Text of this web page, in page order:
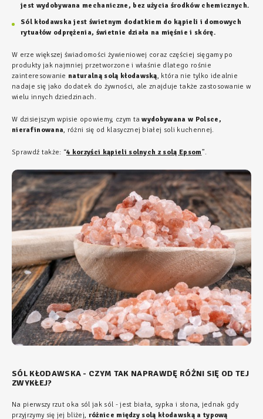
jest wydobywana mechaniczne, bez użycia środków chemicznych.
Sól kłodawska jest świetnym dodatkiem do kąpieli i domowych
rytuałów odprężenia, świetnie działa na mięśnie i skórę.
W erze większej świadomości żywieniowej coraz częściej sięgamy po
produkty jak najmniej przetworzone i właśnie dlatego rośnie
zainteresowanie naturalną solą kłodawską, która nie tylko idealnie
nadaje się jako dodatek do żywności, ale znajduje także zastosowanie w
wielu innych dziedzinach.
W dzisiejszym wpisie opowiemy, czym tawydobywana w Polsce,
nierafinowana, różni się od klasycznej białej soli kuchennej.
Sprawdź także: “4 korzyści kąpieli solnych z solą Epsom”.
SÓL KŁODAWSKA - CZYM TAK NAPRAWDĘ RÓŻNI SIĘ OD TEJ
ZWYKŁEJ?
Na pierwszy rzut oka sól jak sól - jest biała, sypka i słona, jednak gdy
przyjrzymy się jej bliżej, różnice między solą kłodawską a typową